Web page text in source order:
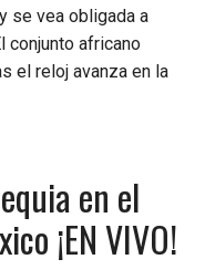
se vea obligada a
conjunto africano
el reloj avanza en la
en el
¡EN VIVO!